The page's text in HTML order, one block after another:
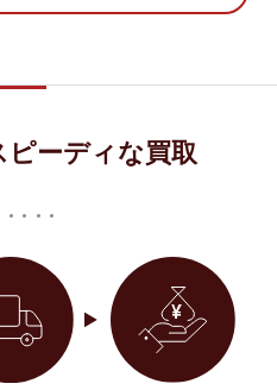
ピーディな買取